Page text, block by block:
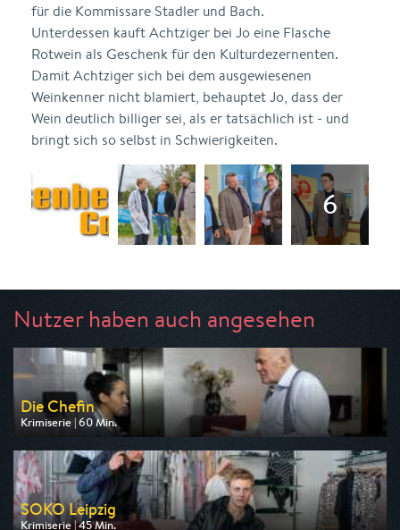
für die Kommissare Stadler und Bach.
Unterdessen kauft Achtziger bei Jo eine Flasche
Rotwein als Geschenk für den Kulturdezernenten.
Damit Achtziger sich bei dem ausgewiesenen
Weinkenner nicht blamiert, behauptet Jo, dass der
Wein deutlich billiger sei, als er tatsächlich ist - und
bringt sich so selbst in Schwierigkeiten.
Nutzer haben auch angesehen
Die Chefin
Krimiserie | 60 Min.
Ausgestrahlt von ZDF
am 07.08.2026, 20:15
SOKO Leipzig
Krimiserie | 45 Min.